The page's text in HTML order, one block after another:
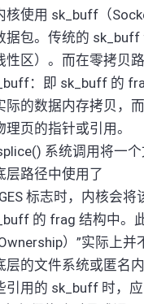
核使用 sk_buff（
据包。传统的 sk_buff
性区）。而在零拷贝
：即 sk_buff 的
际的数据内存拷贝，
页的指针或引用。
系统调用将一
层路径中使用了
标志时，内核会
的 frag 结构中。
）”实际上并
层的文件系统或匿名
引用的 sk_buff 时，